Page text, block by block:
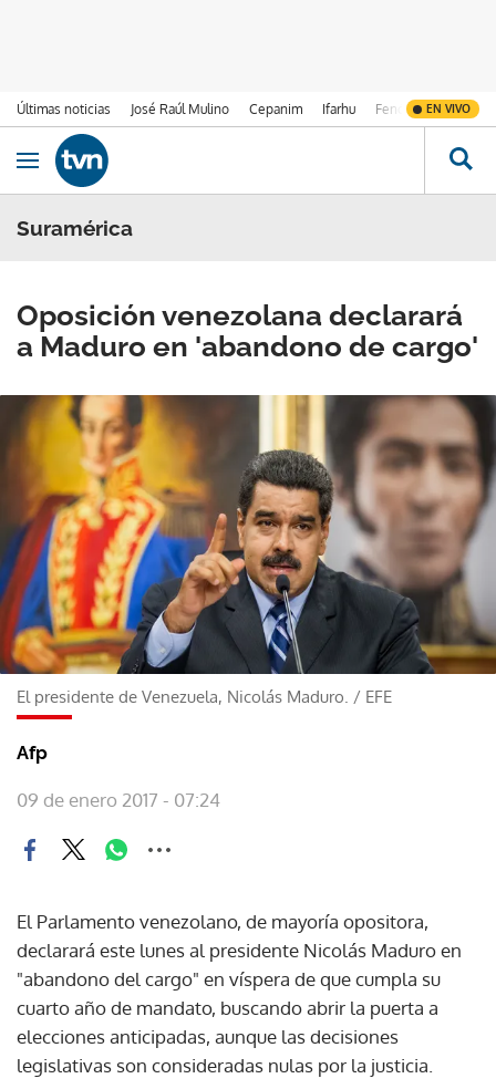
Últimas noticias José Raúl Mulino Cepanim Ifarhu Fenómeno de El
EN VIVO
Ir al contenido
Obrir navegació
Suramérica
Oposición venezolana declarará
a Maduro en 'abandono de cargo'
El presidente de Venezuela, Nicolás Maduro. / EFE
Afp
09 de enero 2017 - 07:24
El Parlamento venezolano, de mayoría opositora,
declarará este lunes al presidente Nicolás Maduro en
"abandono del cargo" en víspera de que cumpla su
cuarto año de mandato, buscando abrir la puerta a
elecciones anticipadas, aunque las decisiones
legislativas son consideradas nulas por la justicia.